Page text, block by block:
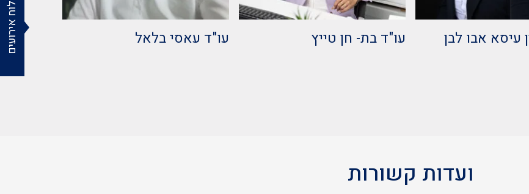
עיסא אבו לבן עו"ד בת- חן טייץ עו"ד עאסי בלאל
ועדות קשורות
לוח אירועים